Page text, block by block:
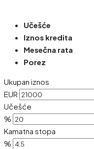
Učešće
Iznos kredita
Mesečna rata
Porez
Ukupan iznos
EUR
Učešće
%
Kamatna stopa
%